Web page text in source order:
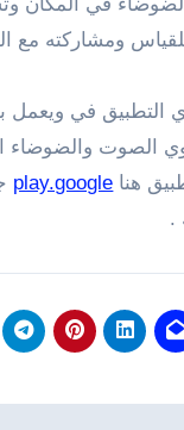
ومشاركته مع
التطبيق في ويعمل
والضوضاء
هنا play.google
.